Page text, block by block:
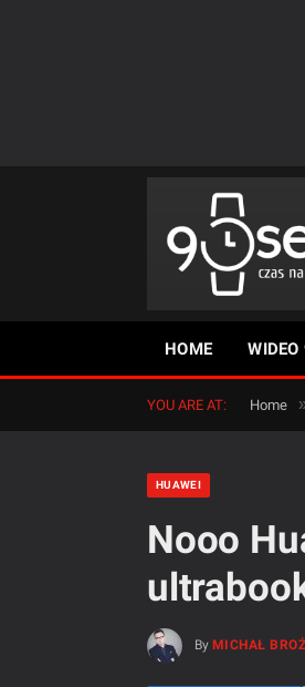
HOME
YOU ARE AT: Home
HUAWEI
Nooo
By MICHAŁ